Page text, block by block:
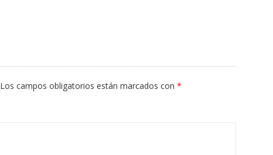
Los campos obligatorios están marcados con *